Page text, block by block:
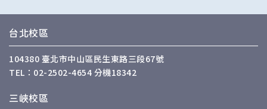
台北校區
104380 臺北市中山區民生東路三段67號
TEL：02-2502-4654 分機18342
三峽校區